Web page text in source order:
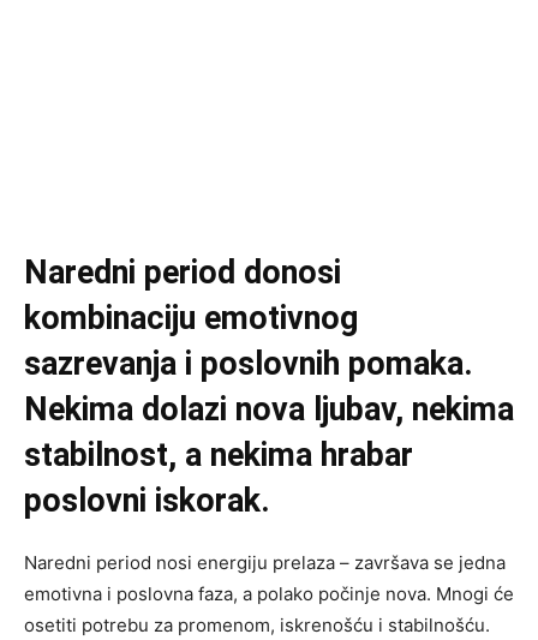
Naredni period donosi
kombinaciju emotivnog
sazrevanja i poslovnih pomaka.
Nekima dolazi nova ljubav, nekima
stabilnost, a nekima hrabar
poslovni iskorak.
Naredni period nosi energiju prelaza – završava se jedna
emotivna i poslovna faza, a polako počinje nova. Mnogi će
osetiti potrebu za promenom, iskrenošću i stabilnošću.